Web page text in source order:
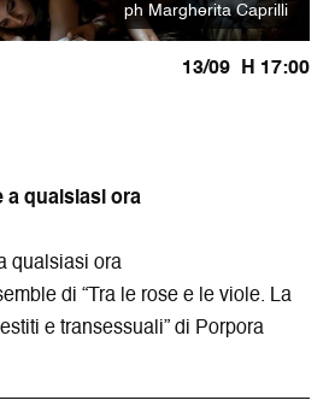
ph Margherita Caprilli
13/09 H 17:00
a qualsiasi ora
qualsiasi ora
di “Tra le rose e le viole. La
e transessuali” di Porpora